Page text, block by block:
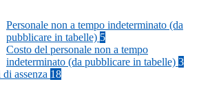
Personale non a tempo indeterminato (da
pubblicare in tabelle) 5
Costo del personale non a tempo
indeterminato (da pubblicare in tabelle) 3
di assenza 18